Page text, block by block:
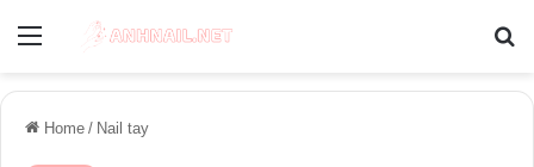
Menu
Home / Nail tay